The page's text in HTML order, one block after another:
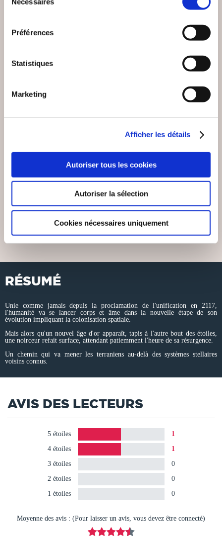
Préférences
Statistiques
Marketing
Afficher les détails
Autoriser tous les cookies
Autoriser la sélection
Cookies nécessaires uniquement
ROSEAUX SAUVAGES
Littérature érotique
15€00
(4 avis)
ADULTÈRE
Littérature érotique
13€00
RÉSUMÉ
Unie comme jamais depuis la proclamation de l'unification en 2117,
l'humanité va se lancer corps et âme dans la nouvelle étape de son
évolution impliquant la colonisation spatiale.
Mais alors qu'un nouvel âge d'or apparaît, tapis à l'autre bout des étoiles,
une noirceur refait surface, attendant patiemment l'heure de sa résurgence.
Un chemin qui va mener les terraniens au-delà des systèmes stellaires
voisins connus.
AVIS DES LECTEURS
5 étoiles
1
4 étoiles
1
3 étoiles
0
2 étoiles
0
1 étoiles
0
Moyenne des avis : (Pour laisser un avis, vous devez être connecté)